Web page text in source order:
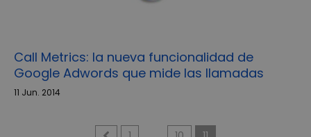
Call Metrics: la nueva funcionalidad de
Google Adwords que mide las llamadas
11 Jun. 2014